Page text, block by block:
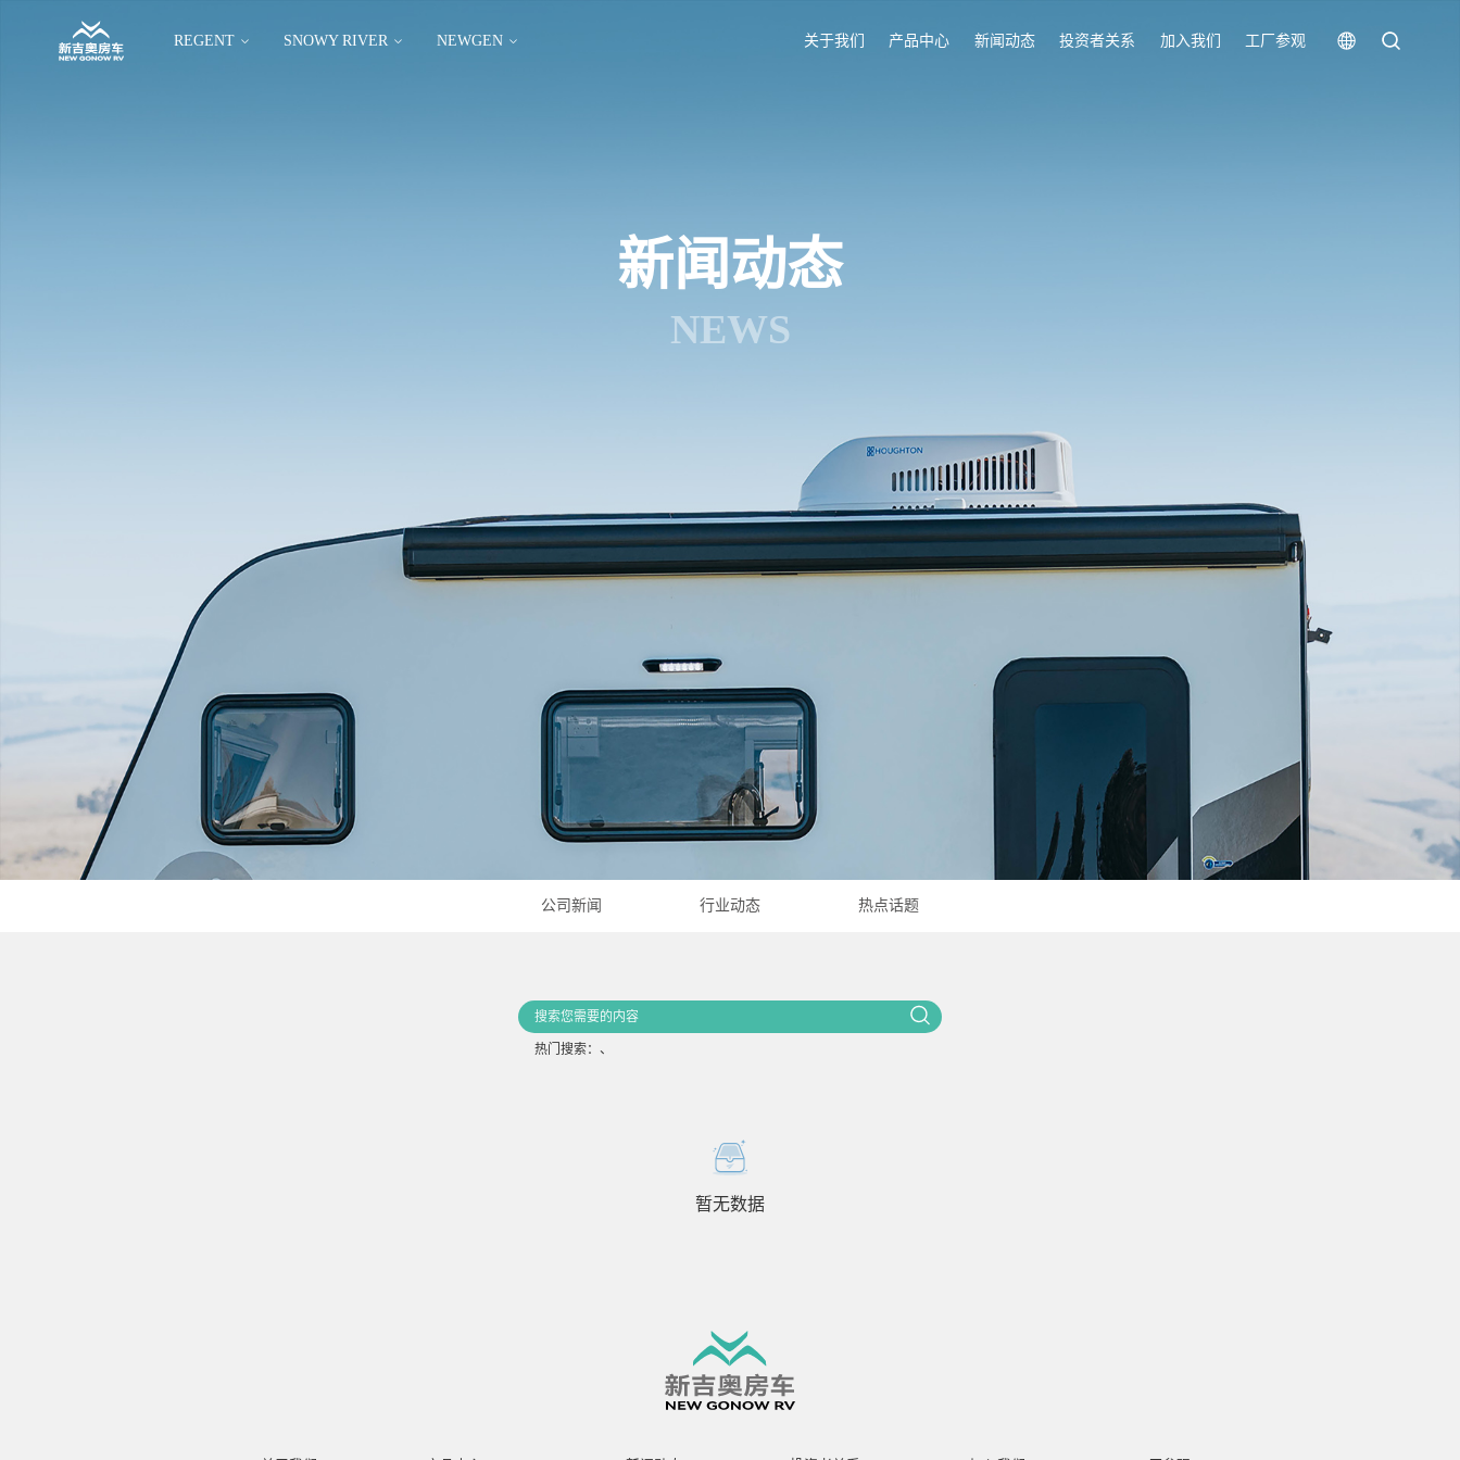
REGENT SNOWY RIVER NEWGEN 关于我们 产品中心 新闻动态 投资者关系 加入我们 工厂参观
新闻动态
NEWS
公司新闻 行业动态 热点话题
热门搜索： 、
暂无数据